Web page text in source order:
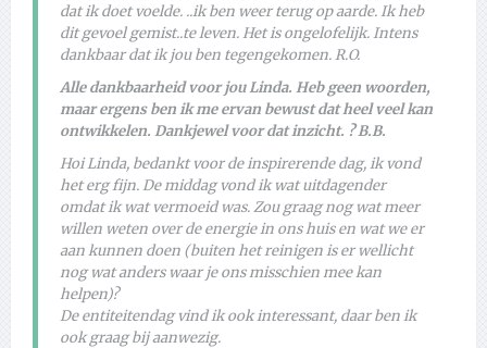
dat ik doet voelde. ..ik ben weer terug op aarde. Ik heb
dit gevoel gemist..te leven. Het is ongelofelijk. Intens
dankbaar dat ik jou ben tegengekomen. R.O.
Alle dankbaarheid voor jou Linda. Heb geen woorden,
maar ergens ben ik me ervan bewust dat heel veel kan
ontwikkelen. Dankjewel voor dat inzicht. ? B.B.
Hoi Linda, bedankt voor de inspirerende dag, ik vond
het erg fijn. De middag vond ik wat uitdagender
omdat ik wat vermoeid was. Zou graag nog wat meer
willen weten over de energie in ons huis en wat we er
aan kunnen doen (buiten het reinigen is er wellicht
nog wat anders waar je ons misschien mee kan
helpen)?
De entiteitendag vind ik ook interessant, daar ben ik
ook graag bij aanwezig.